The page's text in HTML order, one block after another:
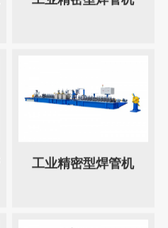
工业精密型焊管机